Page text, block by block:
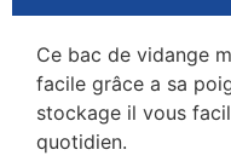
Ce bac de vidange
facile grâce a sa
stockage il vous
quotidien.